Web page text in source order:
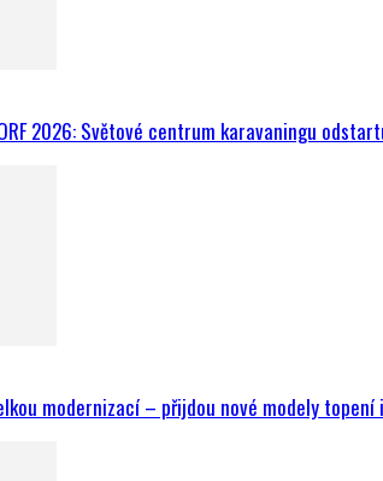
2026: Světové centrum karavaningu
modernizací – přijdou nové modely topení